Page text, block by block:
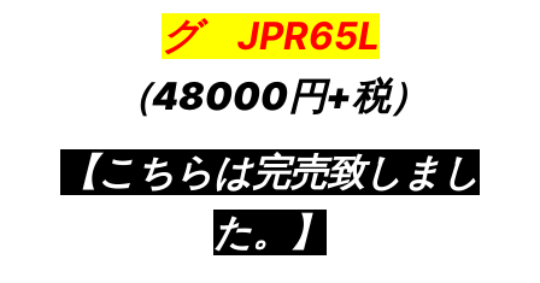
グ JPR65L
（48000円+税）
【こちらは完売致しまし
た。】